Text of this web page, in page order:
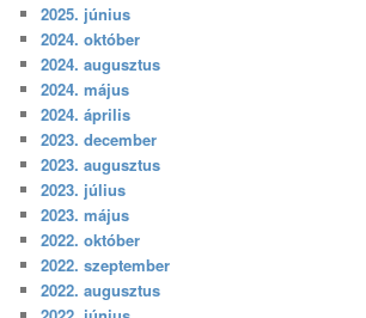
2025. június
2024. október
2024. augusztus
2024. május
2024. április
2023. december
2023. augusztus
2023. július
2023. május
2022. október
2022. szeptember
2022. augusztus